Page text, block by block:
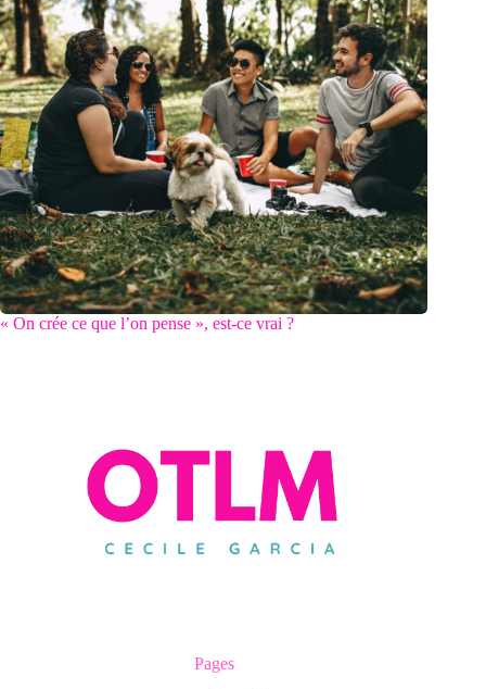
« On crée ce que l’on pense », est-ce vrai ?
Pages